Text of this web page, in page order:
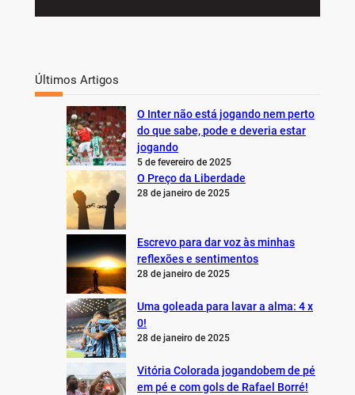
Últimos Artigos
O Inter não está jogando nem perto
do que sabe, pode e deveria estar
jogando
5 de fevereiro de 2025
O Preço da Liberdade
28 de janeiro de 2025
Escrevo para dar voz às minhas
reflexões e sentimentos
28 de janeiro de 2025
Uma goleada para lavar a alma: 4 x
0!
28 de janeiro de 2025
Vitória Colorada jogandobem de pé
em pé e com gols de Rafael Borré!